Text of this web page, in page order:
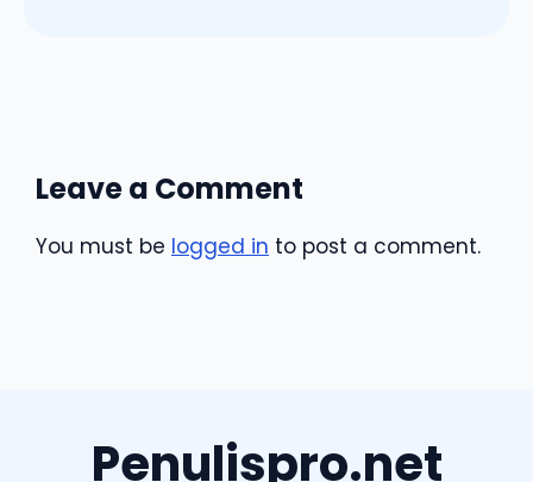
Leave a Comment
You must be logged in to post a comment.
Penulispro.net